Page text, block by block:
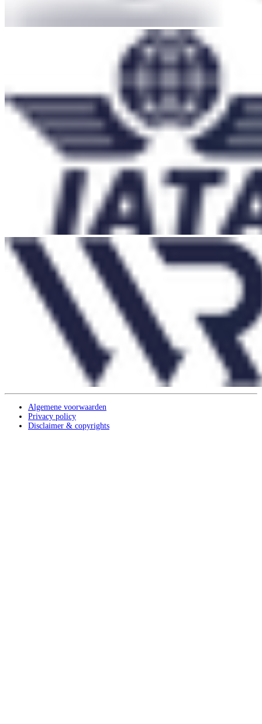
Algemene voorwaarden
Privacy policy
Disclaimer & copyrights